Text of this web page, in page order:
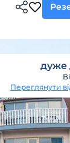
дуже
Переглянути